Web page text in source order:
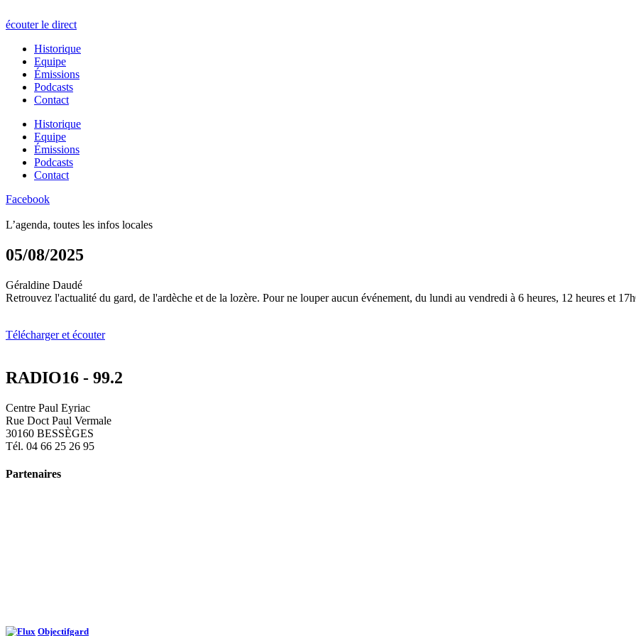
écouter le direct
Historique
Equipe
Émissions
Podcasts
Contact
Historique
Equipe
Émissions
Podcasts
Contact
Facebook
L’agenda, toutes les infos locales
05/08/2025
Géraldine Daudé
Retrouvez l'actualité du gard, de l'ardèche et de la lozère. Pour ne louper aucun événement, du lundi au vendredi à 6 heures, 12 heures et
Télécharger et écouter
RADIO16 - 99.2
Centre Paul Eyriac
Rue Doct Paul Vermale
30160 BESSÈGES
Tél. 04 66 25 26 95
Partenaires
Objectifgard